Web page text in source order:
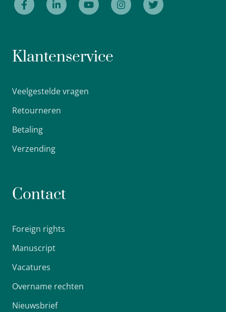
Klantenservice
Veelgestelde vragen
Retourneren
Betaling
Verzending
Contact
Foreign rights
Manuscript
Vacatures
Overname rechten
Nieuwsbrief